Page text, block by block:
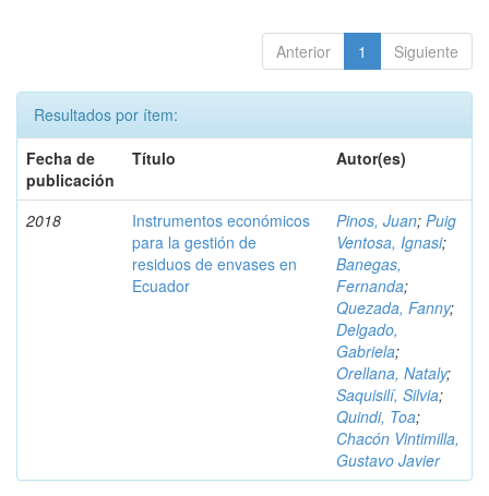
Anterior 1 Siguiente
Resultados por ítem:
Fecha de
publicación
Título Autor(es)
2018
Instrumentos económicos
para la gestión de
residuos de envases en
Ecuador
Pinos, Juan; Puig
Ventosa, Ignasi;
Banegas,
Fernanda;
Quezada, Fanny;
Delgado,
Gabriela;
Orellana, Nataly;
Saquisilí, Silvia;
Quindi, Toa;
Chacón Vintimilla,
Gustavo Javier